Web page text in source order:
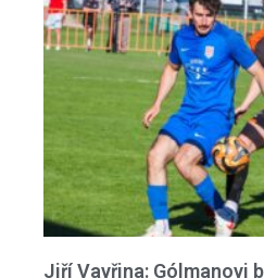
Jiří Vavřina: Gólmanovi